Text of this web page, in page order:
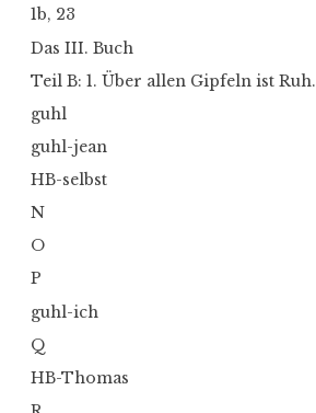
1b, 23
Das III. Buch
Teil B: 1. Über allen Gipfeln ist Ruh.
guhl
guhl-jean
HB-selbst
N
O
P
guhl-ich
Q
HB-Thomas